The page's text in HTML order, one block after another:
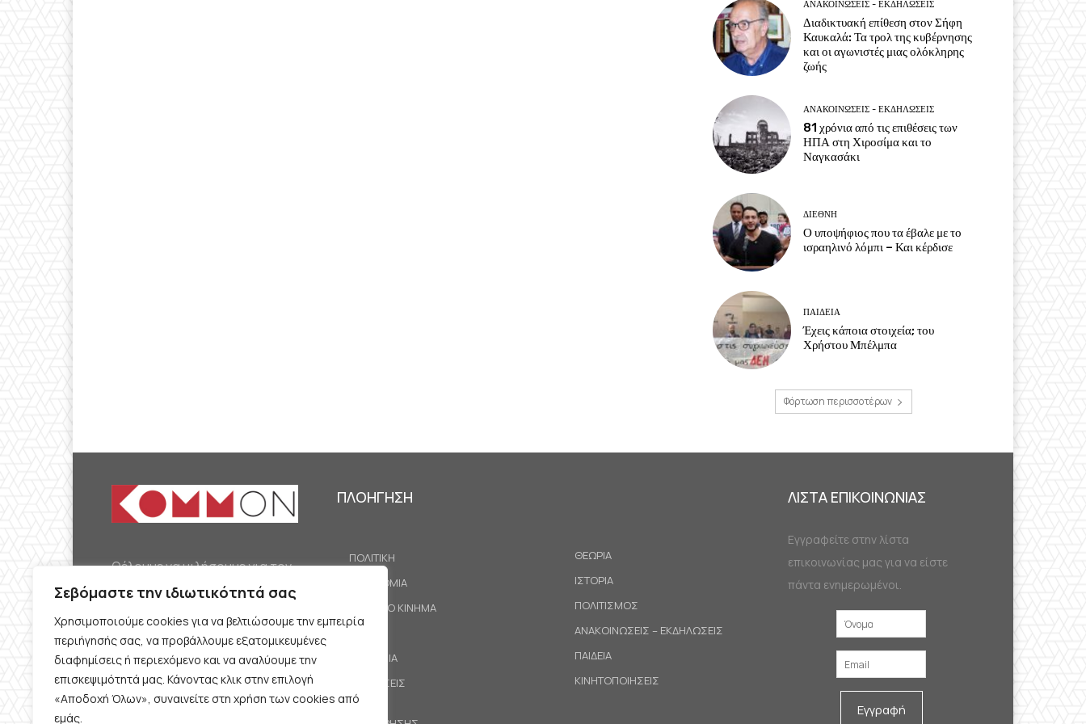
Σεβόμαστε την ιδιωτικότητά σας
Χρησιμοποιούμε cookies για να βελτιώσουμε την εμπειρία
περιήγησής σας, να προβάλλουμε εξατομικευμένες
διαφημίσεις ή περιεχόμενο και να αναλύουμε την
επισκεψιμότητά μας. Κάνοντας κλικ στην επιλογή
«Αποδοχή Όλων», συναινείτε στη χρήση των cookies από
εμάς.
ΑΝΑΚΟΙΝΩΣΕΙΣ - ΕΚΔΗΛΩΣΕΙΣ
Διαδικτυακή επίθεση στον Σήφη
Καυκαλά: Τα τρολ της κυβέρνησης
και οι αγωνιστές μιας ολόκληρης
ζωής
ΑΝΑΚΟΙΝΩΣΕΙΣ - ΕΚΔΗΛΩΣΕΙΣ
81 χρόνια από τις επιθέσεις των
ΗΠΑ στη Χιροσίμα και το
Ναγκασάκι
ΔΙΕΘΝΗ
Ο υποψήφιος που τα έβαλε με το
ισραηλινό λόμπι – Και κέρδισε
ΠΑΙΔΕΙΑ
Έχεις κάποια στοιχεία; του
Χρήστου Μπέλμπα
Φόρτωση περισσοτέρων
Θέλουμε να μιλήσουμε για τον
κομμουνισμό της εποχής μας,
την αναγκαία αλλά όχι
δεδομένη προοπτική.
Θέλουμε να μιλήσουμε
ταυτόχρονα για την
καθημερινή επιβίωση και τον
ΠΛΟΗΓΗΣΗ
ΠΟΛΙΤΙΚΗ
ΟΙΚΟΝΟΜΙΑ
ΕΡΓΑΤΙΚΟ ΚΙΝΗΜΑ
ΚΟΙΝΩΝΙΑ
ΠΡΟΤΑΣΕΙΣ
ΘΕΩΡΙΑ
ΙΣΤΟΡΙΑ
ΠΟΛΙΤΙΣΜΟΣ
ΑΝΑΚΟΙΝΩΣΕΙΣ – ΕΚΔΗΛΩΣΕΙΣ
ΠΑΙΔΕΙΑ
ΚΙΝΗΤΟΠΟΙΗΣΕΙΣ
ΛΙΣΤΑ ΕΠΙΚΟΙΝΩΝΙΑΣ
Εγγραφείτε στην λίστα
επικοινωνίας μας για να είστε
πάντα ενημερωμένοι.
Εγγραφή